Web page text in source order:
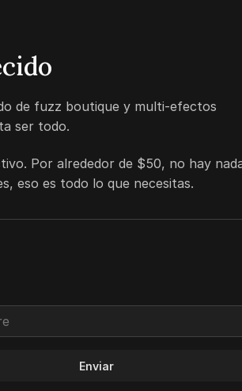
de fuzz boutique y multi-efectos
ser todo.
Por alrededor de $50, no hay
eso es todo lo que necesitas.
Enviar